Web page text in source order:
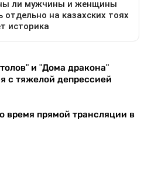
и "Дома дракона"
с тяжелой депрессией
время прямой трансляции в